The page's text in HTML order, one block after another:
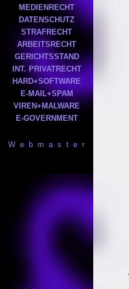
MEDIENRECHT
DATENSCHUTZ
STRAFRECHT
ARBEITSRECHT
GERICHTSSTAND
INT. PRIVATRECHT
HARD+SOFTWARE
E-MAIL+SPAM
VIREN+MALWARE
E-GOVERNMENT
W e b m a s t e r